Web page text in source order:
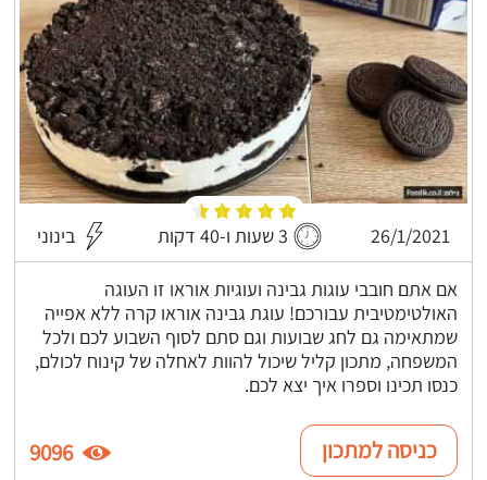
26/1/2021 3 שעות ו-40 דקות בינוני
אם אתם חובבי עוגות גבינה ועוגיות אוראו זו העוגה
האולטימטיבית עבורכם! עוגת גבינה אוראו קרה ללא אפייה
שמתאימה גם לחג שבועות וגם סתם לסוף השבוע לכם ולכל
המשפחה, מתכון קליל שיכול להוות לאחלה של קינוח לכולם,
כנסו תכינו וספרו איך יצא לכם.
כניסה למתכון 9096